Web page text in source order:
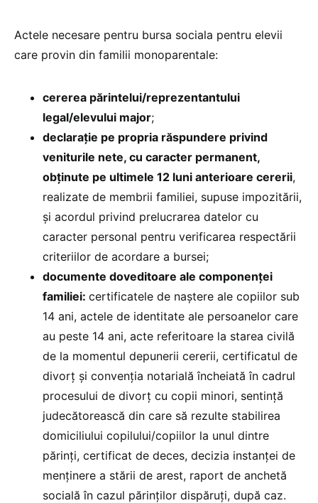
Actele necesare pentru bursa sociala pentru elevii
care provin din familii monoparentale:
cererea părintelui/reprezentantului
legal/elevului major;
declarație pe propria răspundere privind
veniturile nete, cu caracter permanent,
obținute pe ultimele 12 luni anterioare cererii,
realizate de membrii familiei, supuse impozitării,
și acordul privind prelucrarea datelor cu
caracter personal pentru verificarea respectării
criteriilor de acordare a bursei;
documente doveditoare ale componenței
familiei: certificatele de naștere ale copiilor sub
14 ani, actele de identitate ale persoanelor care
au peste 14 ani, acte referitoare la starea civilă
de la momentul depunerii cererii, certificatul de
divorț și convenția notarială încheiată în cadrul
procesului de divorț cu copii minori, sentință
judecătorească din care să rezulte stabilirea
domiciliului copilului/copiilor la unul dintre
părinți, certificat de deces, decizia instanței de
menținere a stării de arest, raport de anchetă
socială în cazul părinților dispăruți, după caz.